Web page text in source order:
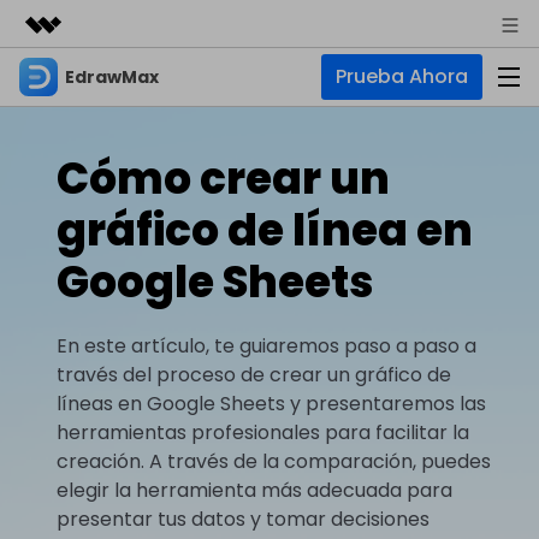
Productos destacados
Utilidades
Resumen
Soluciones
Quiénes somos
Sala de prensa
Soporte
EdrawMax Prueba Ahora
EdrawMax
Software de diagramas integral
EdrawMax Online
¿Necesitas la versión en línea? Haz clic aquí
EdrawMind
Mapas mentales y lluvia de ideas
Soluciones
Para diagramas
Diagrama de flujo Hot
Plano de planta Nuevo
Diagrama P&ID
Diagrama UML
Para mapas mentales
Mapa mental
Diagrama de IA
Nuevo
Diagrama de flujo de IA
PowerPoint de IA
Recursos
Blog
Artículos
Tendencia
Soporte
Guía
Descubre cómo aprovechar nuestras herramientas.
Para EdrawMind >
Negocios
Cómo crear un
gráfico de línea en
Google Sheets
En este artículo, te guiaremos paso a paso a
través del proceso de crear un gráfico de
líneas en Google Sheets y presentaremos las
herramientas profesionales para facilitar la
creación. A través de la comparación, puedes
elegir la herramienta más adecuada para
presentar tus datos y tomar decisiones